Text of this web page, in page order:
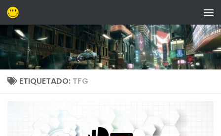
Saltar al contenido
ETIQUETADO: TFG